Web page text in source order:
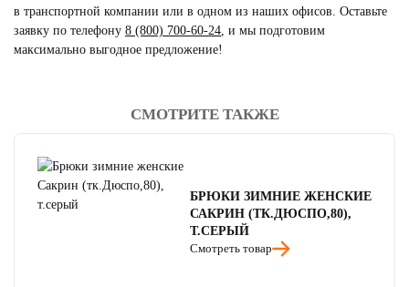
в транспортной компании или в одном из наших офисов. Оставьте
заявку по телефону 8 (800) 700-60-24 и мы подготовим
максимально выгодное предложение!
4.5
СМОТРИТЕ ТАКЖЕ
БРЮКИ ЗИМНИЕ ЖЕНСКИЕ
САКРИН (ТК.ДЮСПО,80),
Т.СЕРЫЙ
Смотреть товар